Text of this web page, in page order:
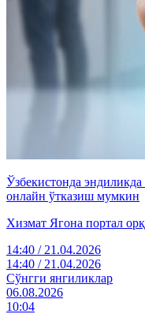
Ўзбекистонда
онлайн ўтказиш мумкин
Хизмат Ягона портал
14:40 / 21.04.2026
14:40 / 21.04.2026
Cўнгги янгиликлар
06.08.2026
10:04